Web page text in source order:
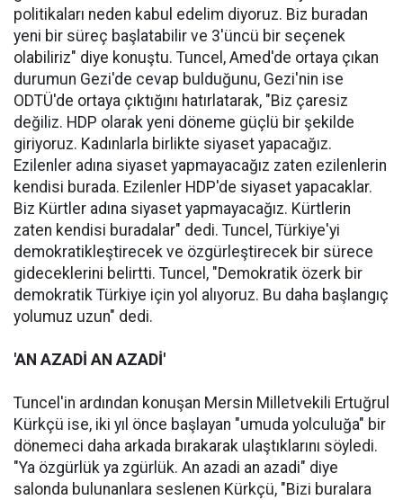
politikaları neden kabul edelim diyoruz. Biz buradan
yeni bir süreç başlatabilir ve 3'üncü bir seçenek
olabiliriz" diye konuştu. Tuncel, Amed'de ortaya çıkan
durumun Gezi'de cevap bulduğunu, Gezi'nin ise
ODTÜ'de ortaya çıktığını hatırlatarak, "Biz çaresiz
değiliz. HDP olarak yeni döneme güçlü bir şekilde
giriyoruz. Kadınlarla birlikte siyaset yapacağız.
Ezilenler adına siyaset yapmayacağız zaten ezilenlerin
kendisi burada. Ezilenler HDP'de siyaset yapacaklar.
Biz Kürtler adına siyaset yapmayacağız. Kürtlerin
zaten kendisi buradalar" dedi. Tuncel, Türkiye'yi
demokratikleştirecek ve özgürleştirecek bir sürece
gideceklerini belirtti. Tuncel, "Demokratik özerk bir
demokratik Türkiye için yol alıyoruz. Bu daha başlangıç
yolumuz uzun" dedi.
'AN AZADİ AN AZADİ'
Tuncel'in ardından konuşan Mersin Milletvekili Ertuğrul
Kürkçü ise, iki yıl önce başlayan "umuda yolculuğa" bir
dönemeci daha arkada bırakarak ulaştıklarını söyledi.
"Ya özgürlük ya zgürlük. An azadi an azadi" diye
salonda bulunanlara seslenen Kürkçü, "Bizi buralara